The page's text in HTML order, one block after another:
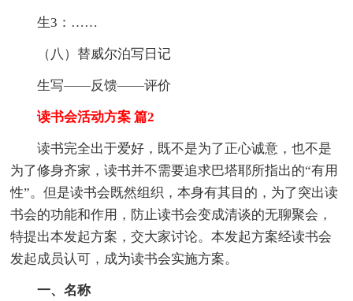
生3：……
（八）替威尔泊写日记
生写——反馈——评价
读书会活动方案 篇2
读书完全出于爱好，既不是为了正心诚意，也不是
为了修身齐家，读书并不需要追求巴塔耶所指出的“有用
性”。但是读书会既然组织，本身有其目的，为了突出读
书会的功能和作用，防止读书会变成清谈的无聊聚会，
特提出本发起方案，交大家讨论。本发起方案经读书会
发起成员认可，成为读书会实施方案。
一、名称